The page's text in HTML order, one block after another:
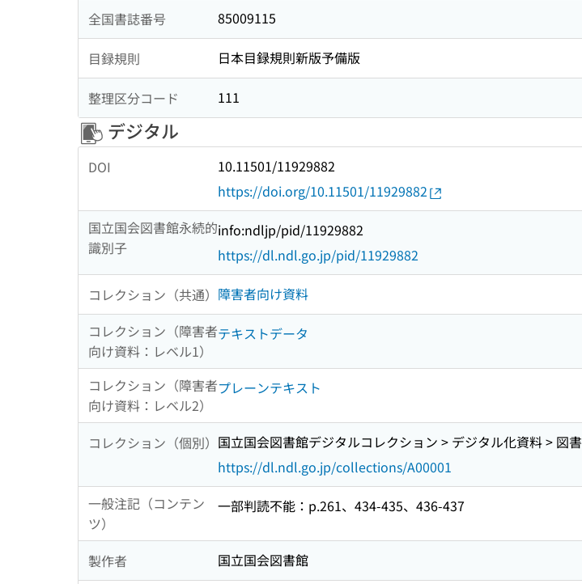
全国書誌番号 85009115
目録規則 日本目録規則新版予備版
整理区分コード 111
デジタル
DOI
10.11501/11929882
https://doi.org/10.11501/11929882
国立国会図書館永続的
識別子
info:ndljp/pid/11929882
https://dl.ndl.go.jp/pid/11929882
コレクション（共通） 障害者向け資料
コレクション（障害者
向け資料：レベル1）
テキストデータ
コレクション（障害者
向け資料：レベル2）
プレーンテキスト
コレクション（個別） 国立国会図書館デジタルコレクション > デジタル化資料 > 図書
https://dl.ndl.go.jp/collections/A00001
一般注記（コンテン
ツ）
一部判読不能：p.261、434-435、436-437
製作者 国立国会図書館